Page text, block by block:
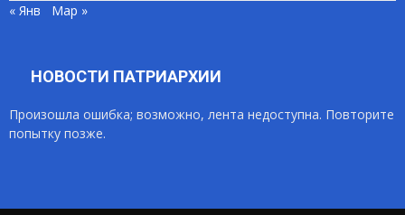
« Янв
Мар »
НОВОСТИ ПАТРИАРХИИ
Произошла ошибка; возможно, лента недоступна. Повторите
попытку позже.